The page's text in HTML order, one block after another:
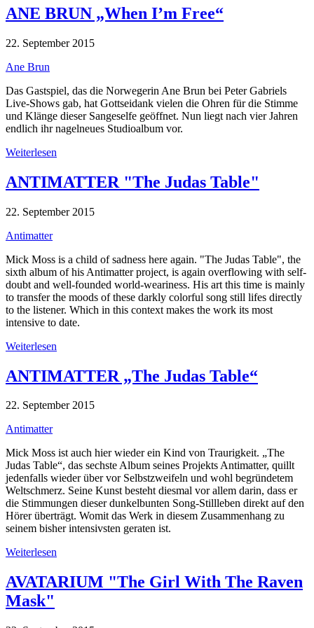
ANE BRUN „When I’m Free“
22. September 2015
Ane Brun
Das Gastspiel, das die Norwegerin Ane Brun bei Peter Gabriels
Live-Shows gab, hat Gottseidank vielen die Ohren für die Stimme
und Klänge dieser Sangeselfe geöffnet. Nun liegt nach vier Jahren
endlich ihr nagelneues Studioalbum vor.
Weiterlesen
ANTIMATTER "The Judas Table"
22. September 2015
Antimatter
Mick Moss is a child of sadness here again. "The Judas Table", the
sixth album of his Antimatter project, is again overflowing with self-
doubt and well-founded world-weariness. His art this time is mainly
to transfer the moods of these darkly colorful song still lifes directly
to the listener. Which in this context makes the work its most
intensive to date.
Weiterlesen
ANTIMATTER „The Judas Table“
22. September 2015
Antimatter
Mick Moss ist auch hier wieder ein Kind von Traurigkeit. „The
Judas Table“, das sechste Album seines Projekts Antimatter, quillt
jedenfalls wieder über vor Selbstzweifeln und wohl begründetem
Weltschmerz. Seine Kunst besteht diesmal vor allem darin, dass er
die Stimmungen dieser dunkelbunten Song-Stillleben direkt auf den
Hörer überträgt. Womit das Werk in diesem Zusammenhang zu
seinem bisher intensivsten geraten ist.
Weiterlesen
AVATARIUM "The Girl With The Raven
Mask"